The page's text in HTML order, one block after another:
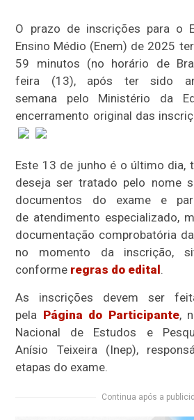
O prazo de inscrições para o
Ensino Médio (Enem) de 2025
59 minutos (no horário de
feira (13), após ter sido
semana pelo Ministério da
encerramento original das
Este 13 de junho é o último dia,
deseja ser tratado pelo nome
documentos do exame e
de atendimento especializado,
documentação comprobatória
no momento da inscrição,
conforme regras do edital.
As inscrições devem ser
pela Página do Participante,
Nacional de Estudos e
Anísio Teixeira (Inep),
etapas do exame.
Continua após a